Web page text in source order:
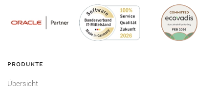
PRODUKTE
Übersicht